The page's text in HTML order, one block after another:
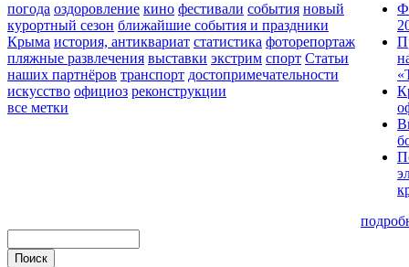
погода оздоровление кино фестивали события новый
курортный сезон ближайшие события и праздники
Крыма история, антиквариат статистика фоторепортаж
пляжные развлечения выставки экстрим спорт Статьи
наших партнёров транспорт достопримечательности
искусство официоз реконструкции
все метки